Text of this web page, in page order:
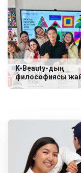
K-Beauty-дың
философиясы